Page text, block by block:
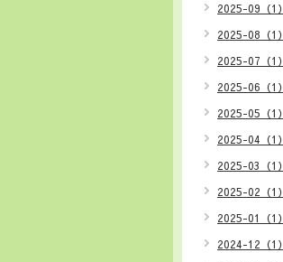
2025-09（1）
2025-08（1）
2025-07（1）
2025-06（1）
2025-05（1）
2025-04（1）
2025-03（1）
2025-02（1）
2025-01（1）
2024-12（1）